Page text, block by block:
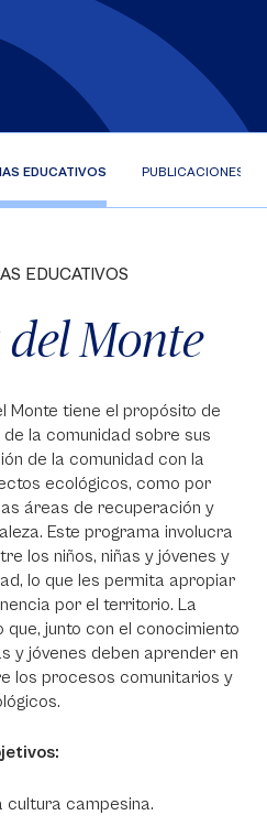
EDUCATIVOS PUBLICACIONES Y
EDUCATIVOS
Monte
Monte tiene el propósito de
la comunidad sobre sus
de la comunidad con la
ecológicos, como por
áreas de recuperación y
Este programa involucra
los niños, niñas y jóvenes y
lo que les permita apropiar
por el territorio. La
junto con el conocimiento
y jóvenes deben aprender en
los procesos comunitarios y
cultura campesina.